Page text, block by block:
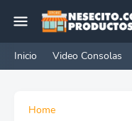
Inicio Video Consolas
Home